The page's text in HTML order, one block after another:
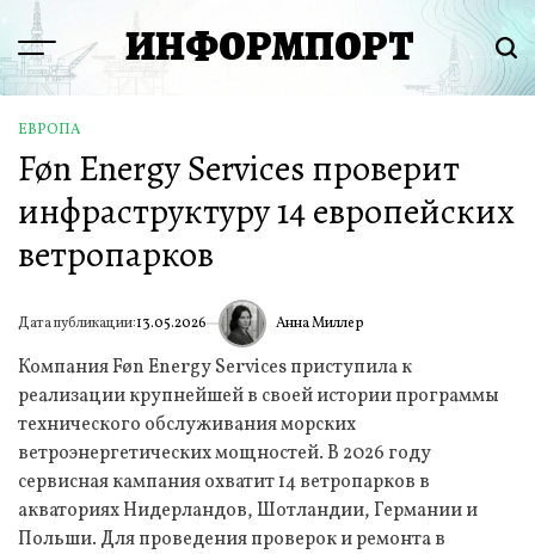
Перейти
содержимому
Menu ИНФОРМПОРТ
ОПУБЛИКОВАНО
В
ЕВРОПА
Føn Energy Services проверит
инфраструктуру 14 европейских
ветропарков
Дата публикации:13.05.2026 ИА Анна Миллер
Компания Føn Energy Services приступила к
реализации крупнейшей в своей истории программы
технического обслуживания морских
ветроэнергетических мощностей. В 2026 году
сервисная кампания охватит 14 ветропарков в
акваториях Нидерландов, Шотландии, Германии и
Польши. Для проведения проверок и ремонта в